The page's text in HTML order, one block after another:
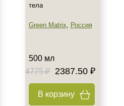
тела
Green Matrix, Россия
500 мл
4775 ₽
2387.50 ₽
В корзину